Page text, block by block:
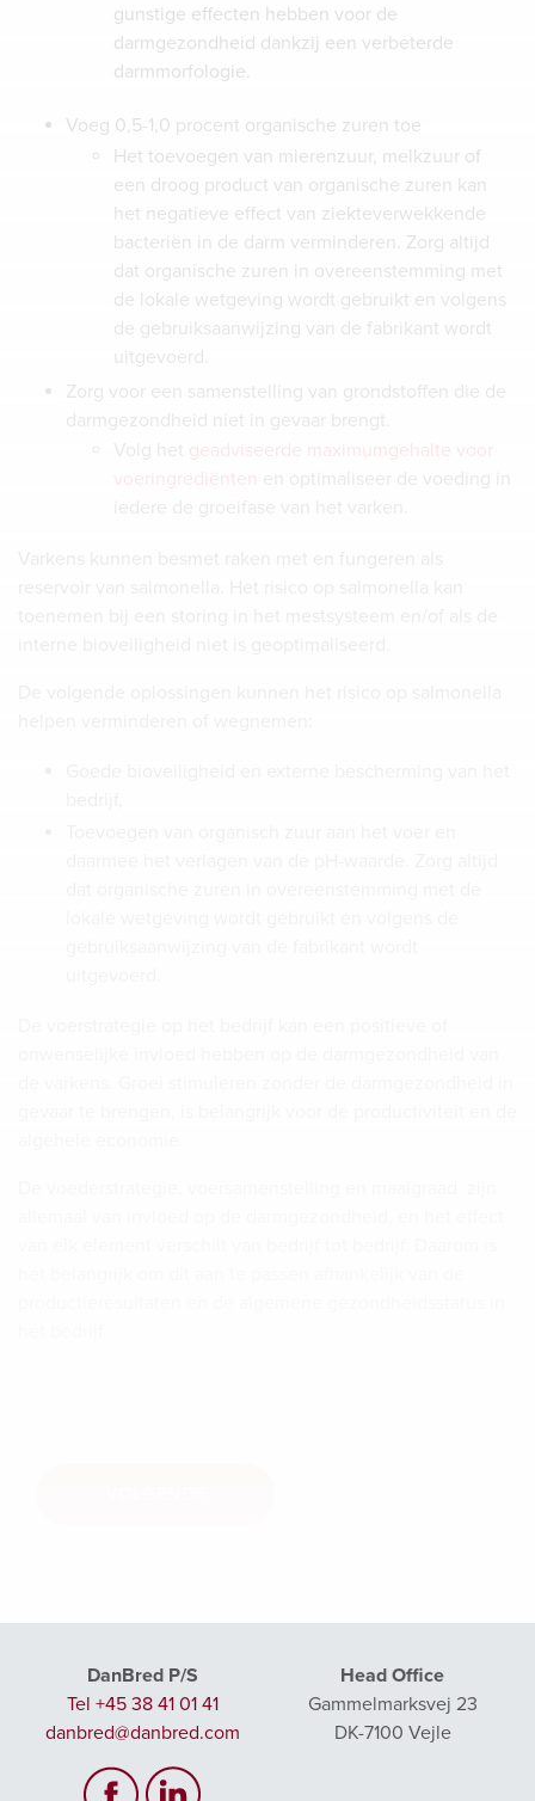
gunstige effecten hebben voor de
darmgezondheid dankzij een verbeterde
darmmorfologie.
Voeg 0,5-1,0 procent organische zuren toe
Het toevoegen van mierenzuur, melkzuur of
een droog product van organische zuren kan
het negatieve effect van ziekteverwekkende
bacteriën in de darm verminderen. Zorg altijd
dat organische zuren in overeenstemming met
de lokale wetgeving wordt gebruikt en volgens
de gebruiksaanwijzing van de fabrikant wordt
uitgevoerd.
Zorg voor een samenstelling van grondstoffen die de
darmgezondheid niet in gevaar brengt.
Volg het geadviseerde maximumgehalte voor
voeringrediënten
DanBred P/S
Tel +45 38 41 01 41
danbred@danbred.com
Head Office
Gammelmarksvej 23
DK-7100 Vejle